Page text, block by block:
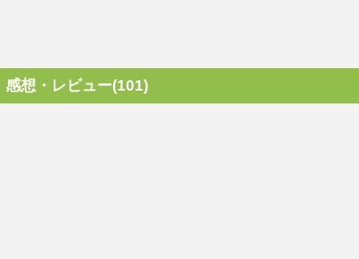
感想・レビュー(101)